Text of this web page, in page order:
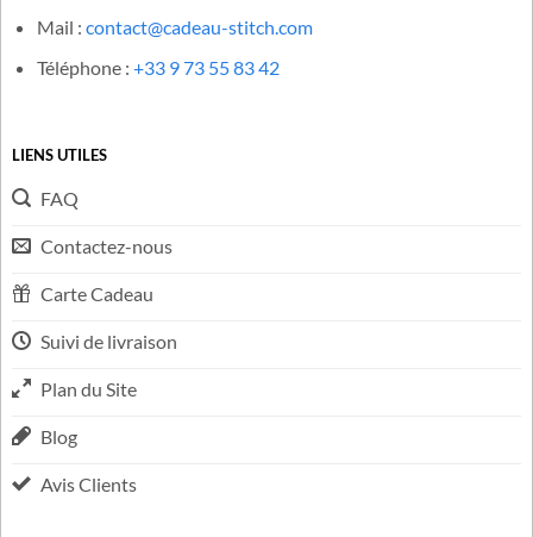
LIENS UTILES
FAQ
Contactez-nous
Carte Cadeau
Suivi de livraison
Plan du Site
Blog
Avis Clients
Mail : contact@cadeau-stitch.com
Téléphone : +33 9 73 55 83 42